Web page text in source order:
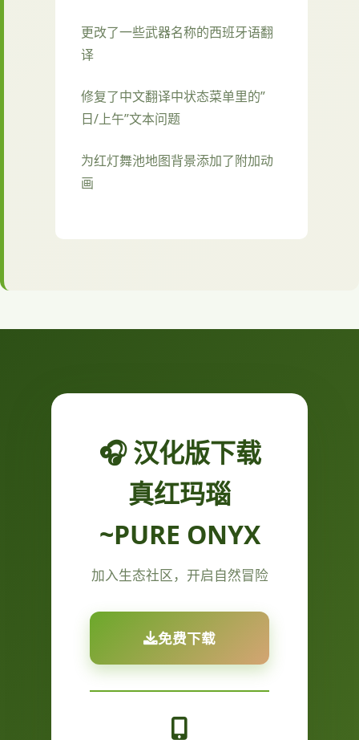
更改了一些武器名称的西班牙语翻
译
修复了中文翻译中状态菜单里的”
日/上午”文本问题
为红灯舞池地图背景添加了附加动
画
🎧 汉化版下载
真红玛瑙
~PURE ONYX
加入生态社区，开启自然冒险
免费下载